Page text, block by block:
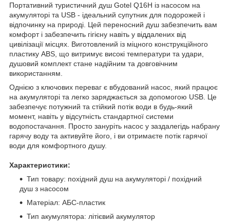
Портативний туристичний душ Gotel Q16H із насосом на
акумуляторі та USB - ідеальний супутник для подорожей і
відпочинку на природі. Цей переносний душ забезпечить вам
комфорт і забезпечить гігієну навіть у віддалених від
цивілізації місцях. Виготовлений із міцного конструкційного
пластику ABS, що витримує високі температури та удари,
душовий комплект стане надійним та довговічним
використанням.
Однією з ключових переваг є вбудований насос, який працює
на акумуляторі та легко заряджається за допомогою USB. Це
забезпечує потужний та стійкий потік води в будь-який
момент, навіть у відсутність стандартної системи
водопостачання. Просто зануріть насос у заздалегідь набрану
гарячу воду та активуйте його, і ви отримаєте потік гарячої
води для комфортного душу.
Характеристики:
Тип товару: похідний душ на акумуляторі / похідний
душ з насосом
Матеріал: АБС-пластик
Тип акумулятора: літієвий акумулятор